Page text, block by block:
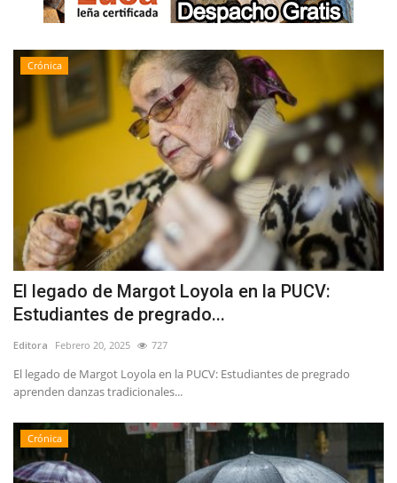
Crónica
El legado de Margot Loyola en la PUCV:
Estudiantes de pregrado...
Editora Febrero 20, 2025 727
El legado de Margot Loyola en la PUCV: Estudiantes de pregrado
aprenden danzas tradicionales...
Crónica